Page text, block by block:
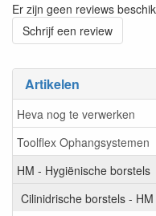
Artikelen
Heva nog te verwerken
Toolflex Ophangsystemen
HM - Hygiënische borstels
Cilinidrische borstels - HM
Er zijn geen reviews
Schrijf een review